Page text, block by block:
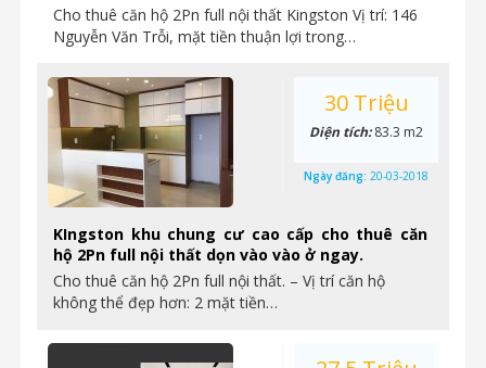
Cho thuê căn hộ 2Pn full nội thất Kingston Vị trí: 146
Nguyễn Văn Trỗi, mặt tiền thuận lợi trong…
KIngston khu chung cư cao cấp cho thuê căn
hộ 2Pn full nội thất dọn vào vào ở ngay.
Cho thuê căn hộ 2Pn full nội thất. – Vị trí căn hộ
không thể đẹp hơn: 2 mặt tiền…
30 Triệu
Diện tích:83.3 m2
Ngày đăng: 20-03-2018